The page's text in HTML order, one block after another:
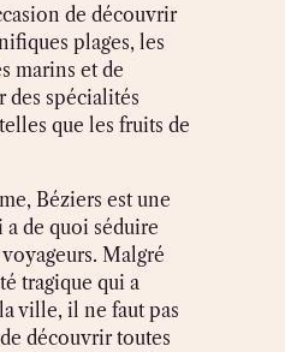
de découvrir
plages, les
marins et de
des spécialités
que les fruits de
Béziers est une
de quoi séduire
Malgré
tragique qui a
ville, il ne faut pas
découvrir toutes